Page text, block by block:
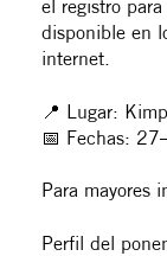
el registro
disponible en
internet.
📍 Lugar:
📅 Fechas:
Para mayores
Perfil del